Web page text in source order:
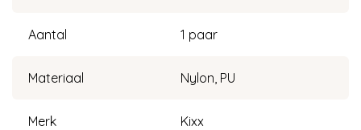
Aantal 1 paar
Materiaal Nylon, PU
Merk Kixx